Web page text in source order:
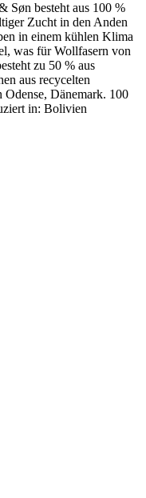
Søn besteht aus 100 %
Zucht in den Anden
in einem kühlen Klima
was für Wollfasern von
zu 50 % aus
aus recycelten
Dänemark. 100
in: Bolivien